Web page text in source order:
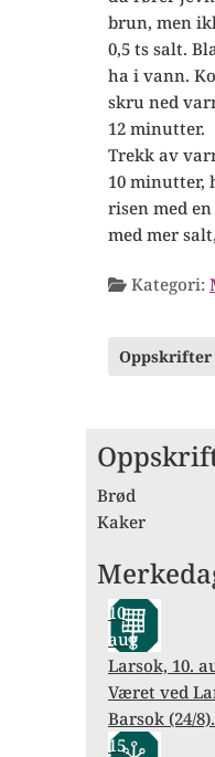
brun, men
0,5 ts salt.
ha i vann.
skru ned
12 minutter.
Trekk av
10 minutter,
risen med
med mer
Kategori:
Oppskrifter
Brød
Kaker
10
aug
Larsok, 10.
Været ved
Barsok (24/8).
15